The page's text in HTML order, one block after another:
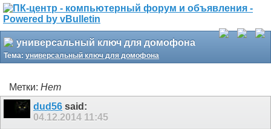
универсальный ключ для домофона
Тема: универсальный ключ для домофона
Метки: Нет
dud56 said:
04.12.2014 11:45